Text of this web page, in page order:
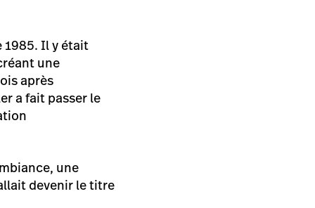
1985. Il y était
une
après
a fait passer le
une
devenir le titre